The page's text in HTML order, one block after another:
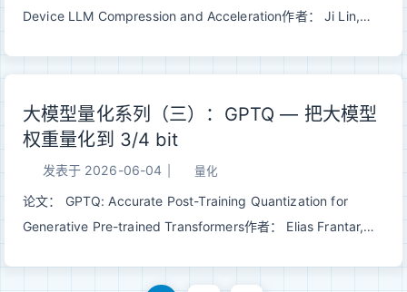
法利用它。因为下一个 token 的计算依赖上一个 token 的结
让 GPU 同时验证多个 token，而不是一个一个生成？ 二、核心
Device LLM Compression and Acceleration作者： Ji Lin,
weight channel，再通过等价缩放降低它们的相对量化误差，在
不做重构、不引入混合精度路径的情况下实现高质量 W4A16 部
署。 一、GPTQ 之后，AWQ 在问什么问题上一篇 GPTQ 解决
的是 weight-only 低比特量化里的一个核心问题： 如果只把
weight 压到 3/4 bit，怎样避免简单取整把 layer output 搞
Hessian 信息，量化后再调整剩余...
大模型量化系列（三）：GPTQ — 把大模型
权重量化到 3/4 bit
发表于 2026-06-04 量化
论文： GPTQ: Accurate Post-Training Quantization for
Generative Pre-trained Transformers作者： Elias Frantar,